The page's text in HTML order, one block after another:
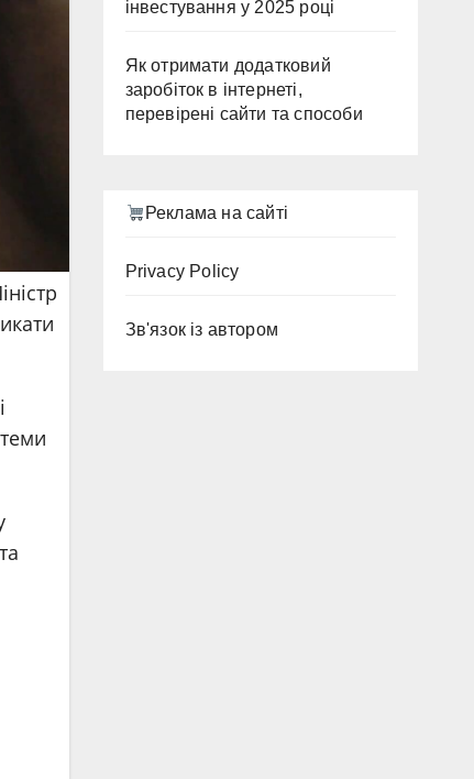
інвестування у 2025 році
Як отримати додатковий
заробіток в інтернеті,
перевірені сайти та способи
Реклама на сайті
Privacy Policy
Зв'язок із автором